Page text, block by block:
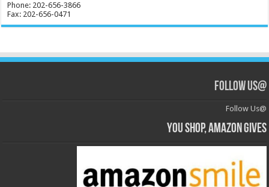
Phone: 202-656-3866
Fax: 202-656-0471
@Follow Us
@Follow Us
You shop, Amazon gives